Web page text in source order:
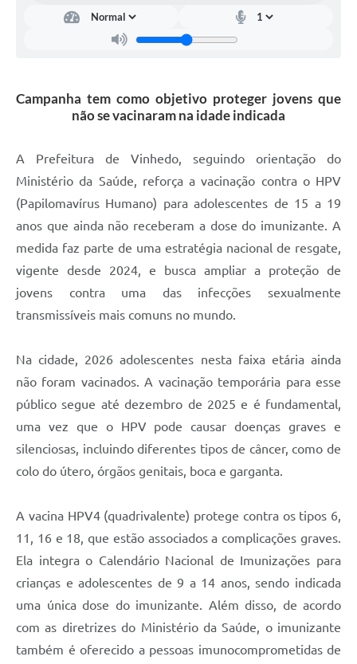
Sistema de Protocolo
Listagem dos CEPs de Vinhedo
Acesso à Informação
Contratos
Associação dos Servidores Públicos Municipais de
Vinhedo
Audiências Públicas
Carta de Serviços
Galeria de Vídeos
Contas Públicas
Legislação
Campanha tem como objetivo proteger jovens que
não se vacinaram na idade indicada
A Prefeitura de Vinhedo, seguindo orientação do
Ministério da Saúde, reforça a vacinação contra o HPV
(Papilomavírus Humano) para adolescentes de 15 a 19
anos que ainda não receberam a dose do imunizante. A
medida faz parte de uma estratégia nacional de resgate,
vigente desde 2024, e busca ampliar a proteção de
jovens contra uma das infecções sexualmente
transmissíveis mais comuns no mundo.
Na cidade, 2026 adolescentes nesta faixa etária ainda
não foram vacinados. A vacinação temporária para esse
público segue até dezembro de 2025 e é fundamental,
uma vez que o HPV pode causar doenças graves e
silenciosas, incluindo diferentes tipos de câncer, como de
colo do útero, órgãos genitais, boca e garganta.
A vacina HPV4 (quadrivalente) protege contra os tipos 6,
11, 16 e 18, que estão associados a complicações graves.
Ela integra o Calendário Nacional de Imunizações para
crianças e adolescentes de 9 a 14 anos, sendo indicada
uma única dose do imunizante. Além disso, de acordo
com as diretrizes do Ministério da Saúde, o imunizante
também é oferecido a pessoas imunocomprometidas de